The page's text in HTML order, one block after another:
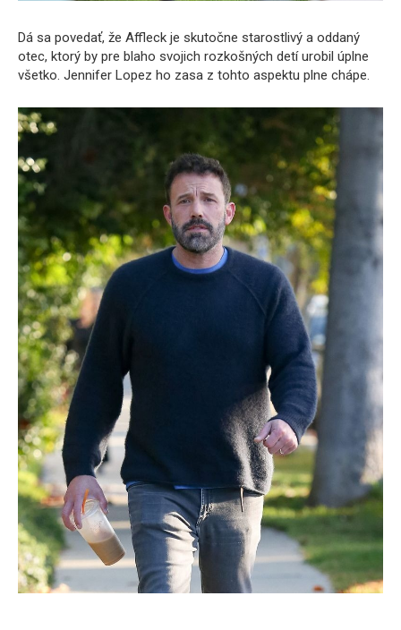
Dá sa povedať, že Affleck je skutočne starostlivý a oddaný
otec, ktorý by pre blaho svojich rozkošných detí urobil úplne
všetko. Jennifer Lopez ho zasa z tohto aspektu plne chápe.